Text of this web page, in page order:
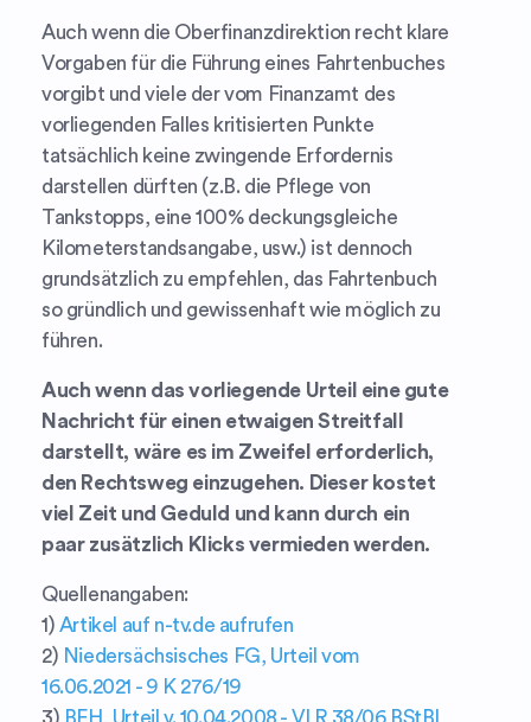
Auch wenn die Oberfinanzdirektion recht klare
Vorgaben für die Führung eines Fahrtenbuches
vorgibt und viele der vom Finanzamt des
vorliegenden Falles kritisierten Punkte
tatsächlich keine zwingende Erfordernis
darstellen dürften (z.B. die Pflege von
Tankstopps, eine 100% deckungsgleiche
Kilometerstandsangabe, usw.) ist dennoch
grundsätzlich zu empfehlen, das Fahrtenbuch
so gründlich und gewissenhaft wie möglich zu
führen.
Auch wenn das vorliegende Urteil eine gute
Nachricht für einen etwaigen Streitfall
darstellt, wäre es im Zweifel erforderlich,
den Rechtsweg einzugehen. Dieser kostet
viel Zeit und Geduld und kann durch ein
paar zusätzlich Klicks vermieden werden.
Quellenangaben:
1) Artikel auf n-tv.de aufrufen
2) Niedersächsisches FG, Urteil vom
16.06.2021 - 9 K 276/19
3) BFH, Urteil v. 10.04.2008 - VI R 38/06 BStBl